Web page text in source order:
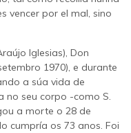
vencer por el mal, sino
Iglesias), Don
1970), e durante
a súa vida de
no seu corpo -como S.
a morte o 28 de
cumpría os 73 anos. Foi